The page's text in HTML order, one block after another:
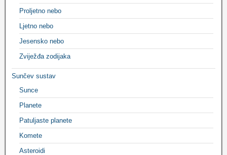
Proljetno nebo
Ljetno nebo
Jesensko nebo
Zviježđa zodijaka
Sunčev sustav
Sunce
Planete
Patuljaste planete
Komete
Asteroidi